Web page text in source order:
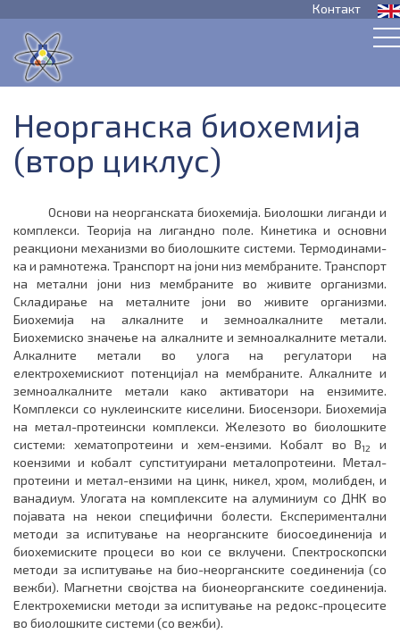
Контакт
Неорганска биохемија
(втор циклус)
Основи на неорганската биохемија. Биолошки лиганди и
комплекси. Теорија на лиган­дно поле. Кинетика и основни
реакциони механизми во биолошките системи. Термо­ди­на­ми­
ка и рамнотежа. Транспорт на јони низ мембраните. Транспорт
на метални јони низ мембра­ни­­те во живите организми.
Складирање на металните јони во живите организми.
Биохемија на алкалните и земноалкалните метали.
Биохемиско значење на алкалните и земноалкалните метали.
Алкалните метали во улога на регулатори на
електрохемискиот потенцијал на мембраните. Алкалните и
земноалкалните метали како активатори на ензимите.
Комплекси со нуклеинските киселини. Биосензори. Биохемија
на метал-протеински комплекси. Железото во биолошките
системи: хематопротеини и хем-ензими. Кобалт во В12
и
коензими и кобалт суп­сти­туирани металопротеини. Метал-
протеини и метал-ензими на цинк, никел, хром, мо­либ­ден, и
ванадиум. Улогата на комплексите на алуминиум со ДНК во
појавата на некои специфични болести. Експериментални
методи за испитување на неорганските биосоединенија и
биохе­мис­ки­те процеси во кои се вклучени. Спектроскопски
методи за испитување на био-неор­ган­ски­те соединенија (со
вежби). Магнетни својства на бионеорганските соединенија.
Елек­трохемиски методи за испитување на редокс-процесите
во биолошките системи (со вежби).